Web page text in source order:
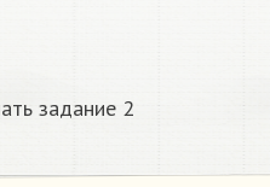
задание 2